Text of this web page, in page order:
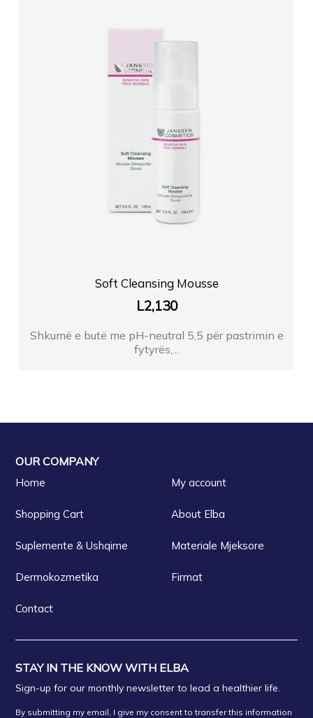
Soft Cleansing Mousse
L2,130
Shkumë e butë me pH-neutral 5,5 për pastrimin e
fytyrës,...
OUR COMPANY
Home My account
Shopping Cart About Elba
Suplemente & Ushqime Materiale Mjeksore
Dermokozmetika Firmat
Contact
STAY IN THE KNOW WITH ELBA
Sign-up for our monthly newsletter to lead a healthier life.
By submitting my email, I give my consent to transfer this information